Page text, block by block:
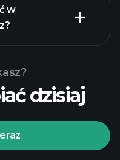
chart
w
dzisiaj